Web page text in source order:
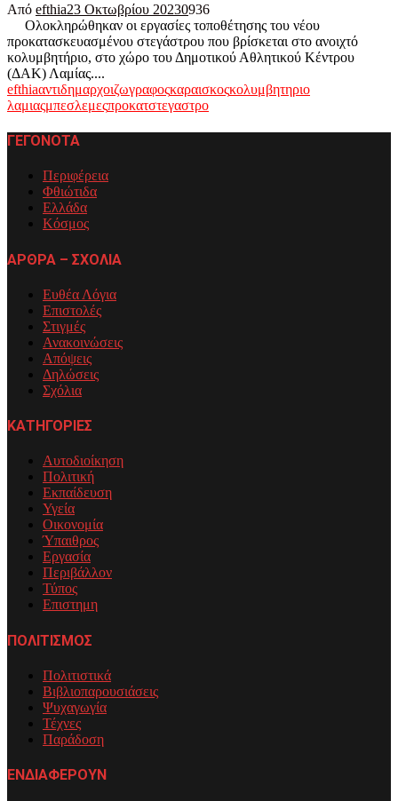
Από efthia23 Οκτωβρίου 20230936
Ολοκληρώθηκαν οι εργασίες τοποθέτησης του νέου
προκατασκευασμένου στεγάστρου που βρίσκεται στο ανοιχτό
κολυμβητήριο, στο χώρο του Δημοτικού Αθλητικού Κέντρου
(ΔΑΚ) Λαμίας....
efthiaαντιδημαρχοιζωγραφοςκαραισκοςκολυμβητηριο
λαμιαςμπεσλεμεςπροκατστεγαστρο
ΓΕΓΟΝΟΤΑ
Περιφέρεια
Φθιώτιδα
Ελλάδα
Κόσμος
ΑΡΘΡΑ – ΣΧΟΛΙΑ
Ευθέα Λόγια
Επιστολές
Στιγμές
Ανακοινώσεις
Απόψεις
Δηλώσεις
Σχόλια
ΚΑΤΗΓΟΡΙΕΣ
Αυτοδιοίκηση
Πολιτική
Εκπαίδευση
Υγεία
Οικονομία
Ύπαιθρος
Εργασία
Περιβάλλον
Τύπος
Επιστημη
ΠΟΛΙΤΙΣΜΟΣ
Πολιτιστικά
Βιβλιοπαρουσιάσεις
Ψυχαγωγία
Τέχνες
Παράδοση
ΕΝΔΙΑΦΕΡΟΥΝ